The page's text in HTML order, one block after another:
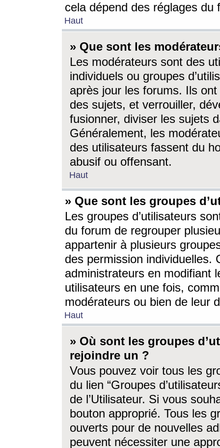
cela dépend des réglages du
Haut
» Que sont les
Les modérateurs sont des
individuels ou groupes
après jour les forums. Ils ont
des sujets, et verrouiller,
fusionner, diviser les sujets
Généralement, les
des utilisateurs fassent du
abusif ou offensant.
Haut
» Que sont les groupes
Les groupes d’utilisateurs
du forum de regrouper
appartenir à plusieurs
des permission individuelles.
administrateurs en modifiant
utilisateurs en une fois,
modérateurs ou bien de leur
Haut
» Où sont les groupes
rejoindre un ?
Vous pouvez voir tous les
du lien “Groupes
de l’Utilisateur. Si vous
bouton approprié. Tous les
ouverts pour de nouvelles
peuvent nécessiter une